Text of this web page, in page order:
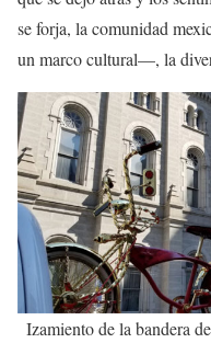
se forja, la comunidad
un marco cultural—, la
Izamiento de la bandera